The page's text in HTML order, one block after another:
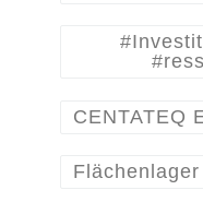
CENTATEQ
Flächenlager